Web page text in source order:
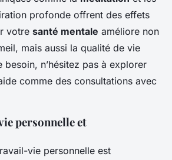
profonde offrent des effets
votre santé mentale améliore non
mais aussi la qualité de vie
besoin, n’hésitez pas à explorer
comme des consultations avec
personnelle et
vie personnelle est